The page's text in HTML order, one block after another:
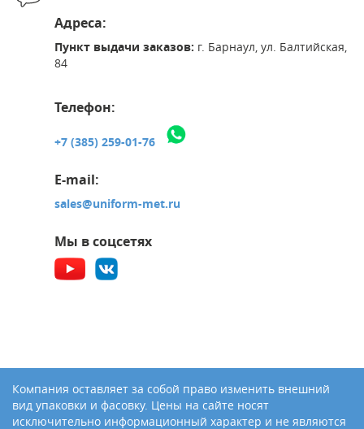
Адреса:
Пункт выдачи заказов: г. Барнаул, ул. Балтийская,
84
Телефон:
+7 (385) 259-01-76
E-mail:
sales@uniform-met.ru
Мы в соцсетях
Компания оставляет за собой право изменить внешний
вид упаковки и фасовку. Цены на сайте носят
исключительно информационный характер и не являются